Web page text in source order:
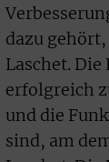
dazu
Laschet.
erfolgreich
und die
sind, am